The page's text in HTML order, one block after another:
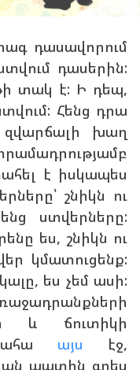
դասավորում
դասերին:
տակ է: Ի դեպ,
Հենց դրա
խաղ
է իսկապես
շնիկն ու
ստվերները:
ես, շնիկն ու
կմատուցենք:
ես չեմ ասի:
և ճուտիկի
ահա այս էջ,
պատին գրես